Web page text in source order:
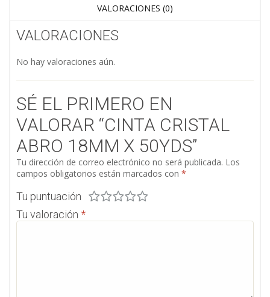
VALORACIONES (0)
VALORACIONES
No hay valoraciones aún.
SÉ EL PRIMERO EN
VALORAR “CINTA CRISTAL
ABRO 18MM X 50YDS”
Tu dirección de correo electrónico no será publicada. Los
campos obligatorios están marcados con *
Tu puntuación
Tu valoración *